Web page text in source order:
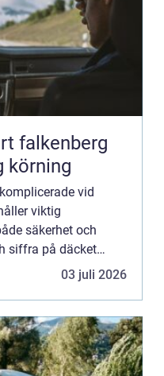
falkenberg
körning
vid
viktig
säkerhet och
siffra på däcket
03 juli 2026